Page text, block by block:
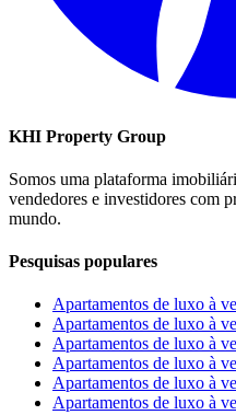
KHI Property Group
Somos uma plataforma
vendedores e investidores com
mundo.
Pesquisas populares
Apartamentos de luxo à
Apartamentos de luxo à
Apartamentos de luxo à
Apartamentos de luxo à
Apartamentos de luxo à
Apartamentos de luxo à